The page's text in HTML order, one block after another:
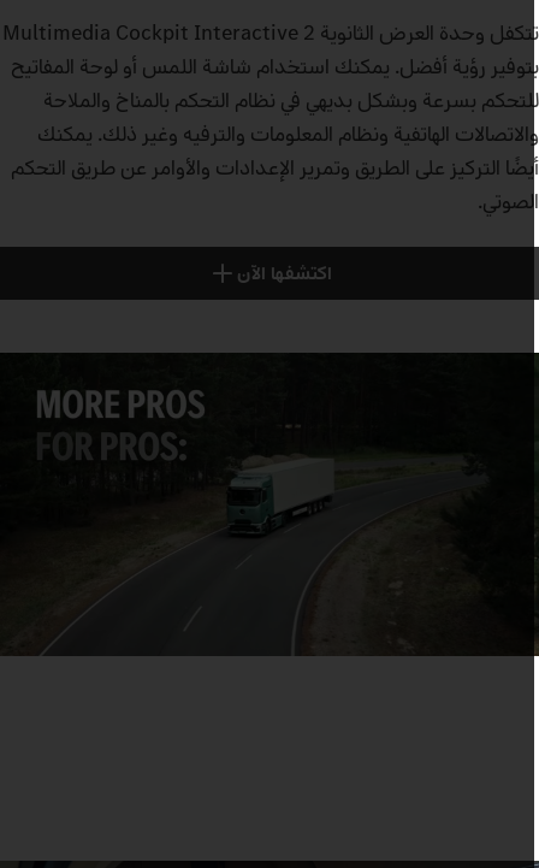
تتكفل وحدة العرض الثانوية Multimedia Cockpit Interactive 2
رؤية أفضل. يمكنك استخدام شاشة اللمس أو لوحة المفاتيح
بسرعة وبشكل بديهي في نظام التحكم بالمناخ والملاحة
الهاتفية ونظام المعلومات والترفيه وغير ذلك. يمكنك
التركيز على الطريق وتمرير الإعدادات والأوامر عن طريق التحكم
اكتشفها الآن